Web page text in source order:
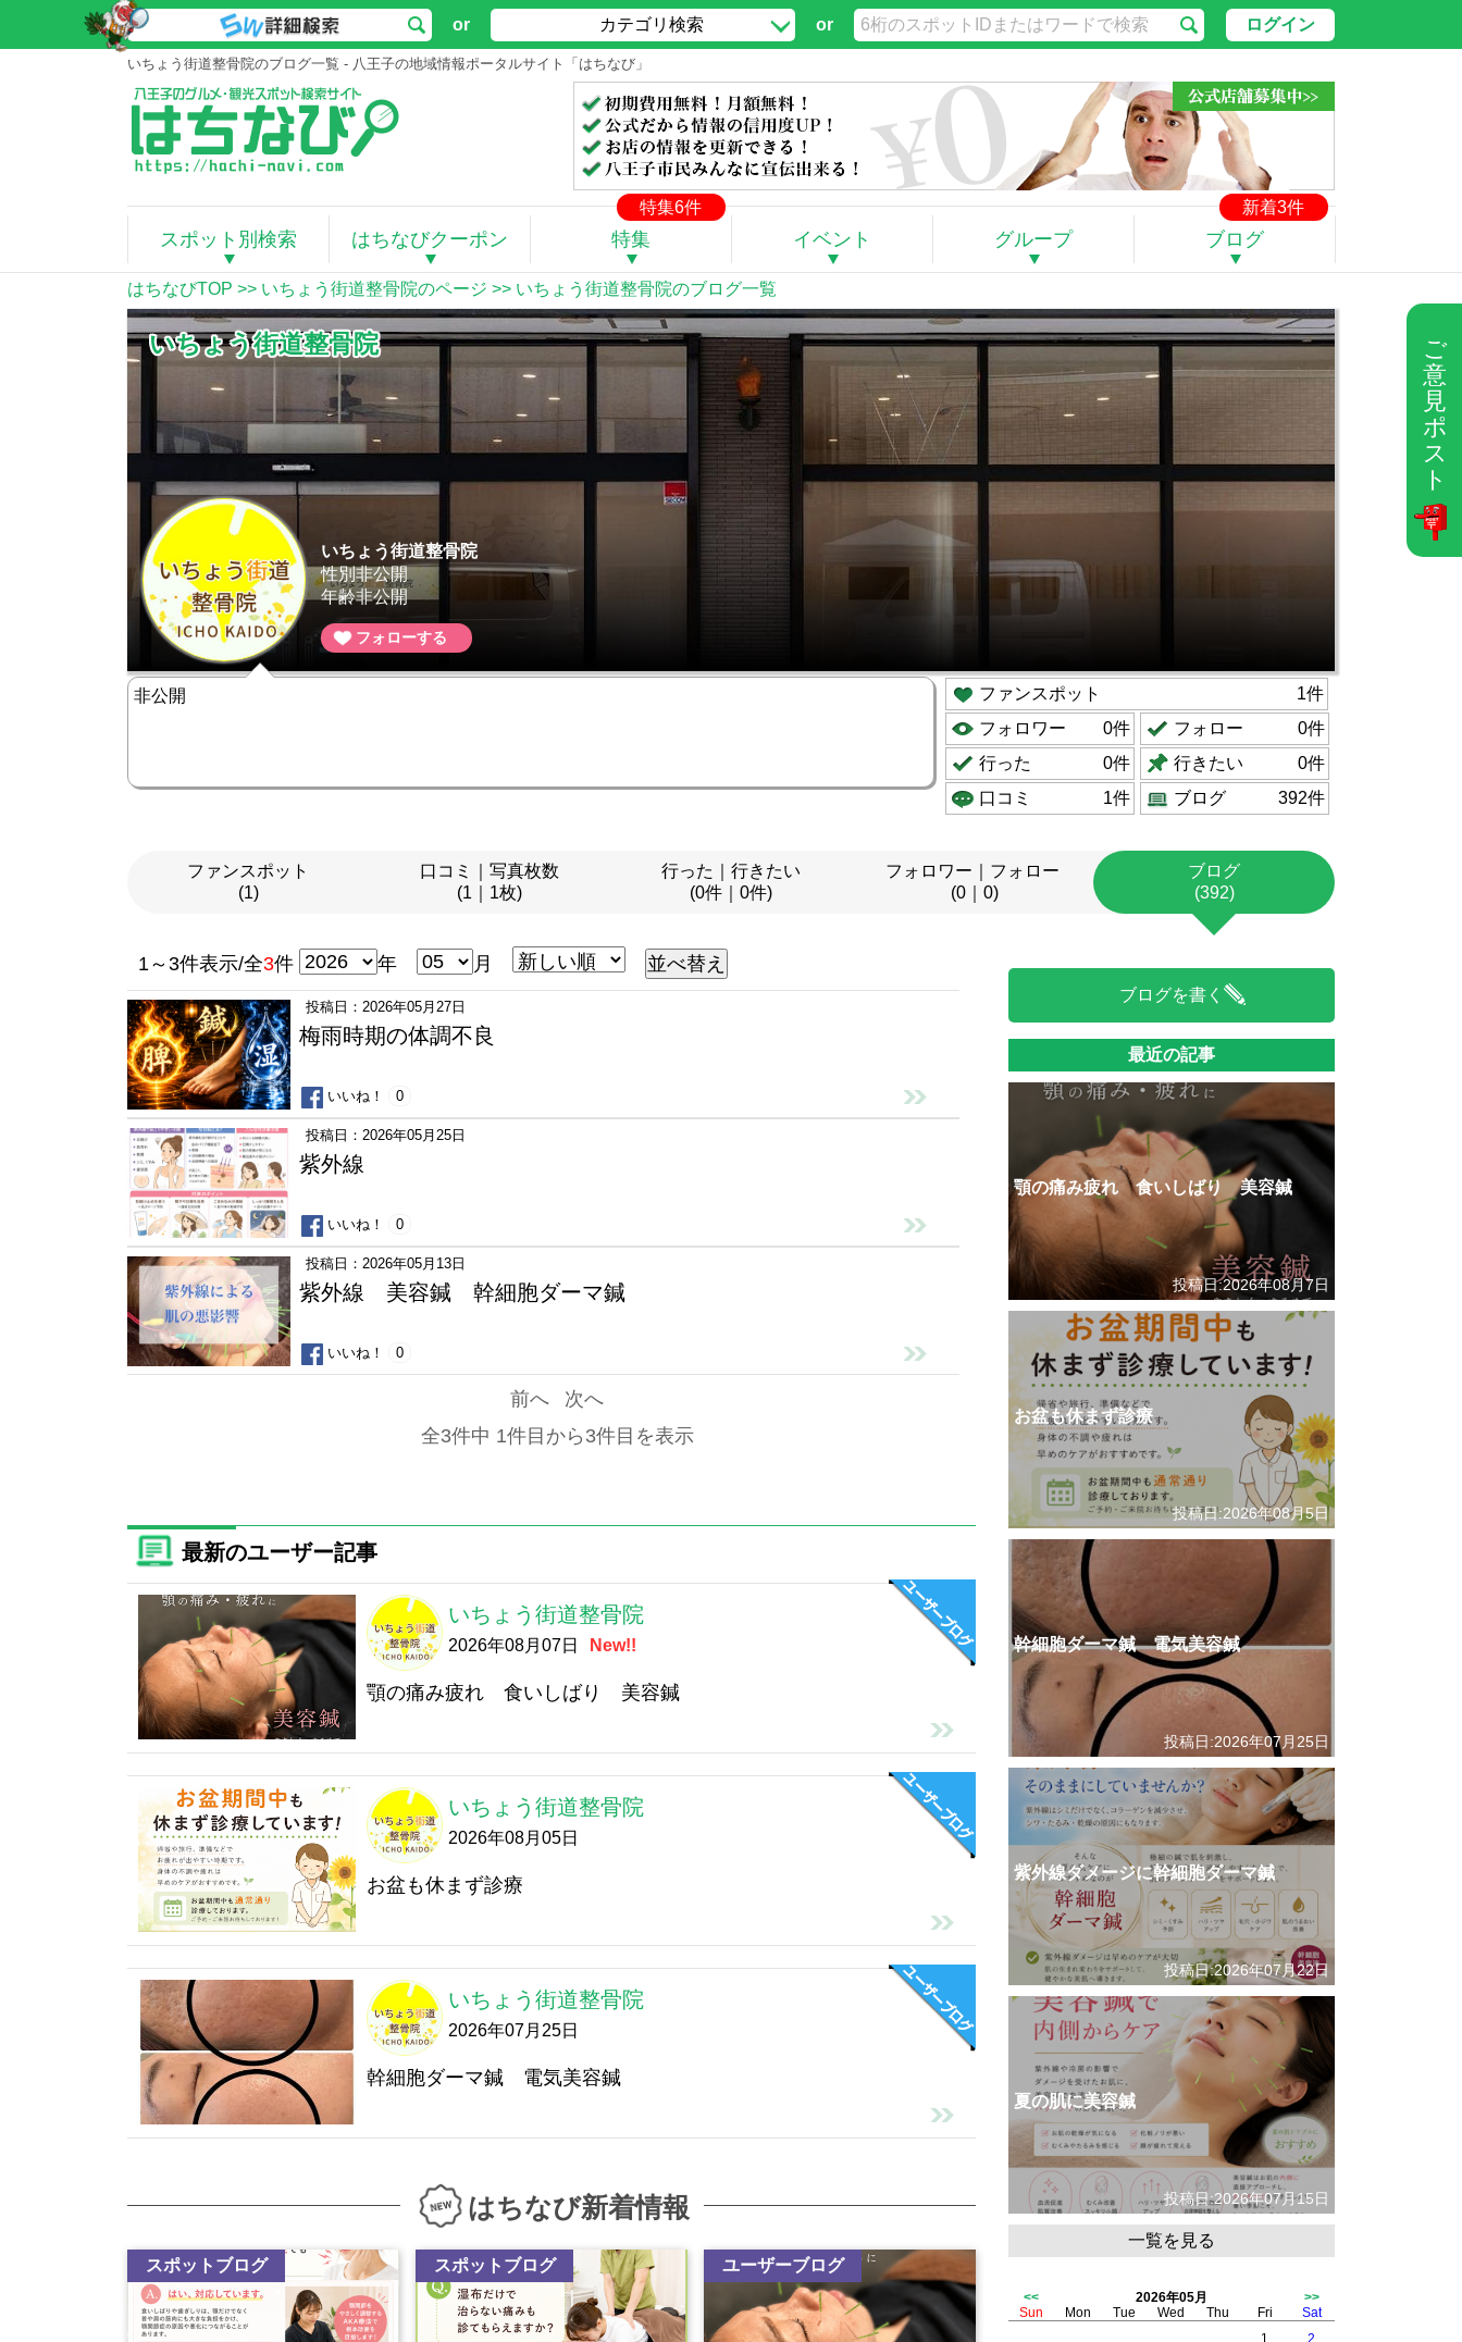
ご
意
見
ポ
ス
ト
or カテゴリ検索 or ログイン
いちょう街道整骨院のブログ一覧 - 八王子の地域情報ポータルサイト「はちなび」
特集6件 新着3件
スポット別検索 はちなびクーポン 特集 イベント グループ ブログ
はちなびTOP >> いちょう街道整骨院のページ >> いちょう街道整骨院のブログ一覧
いちょう街道整骨院
いちょう街道整骨院
性別非公開
年齢非公開
フォローする
非公開 ファンスポット
1件
フォロワー
0件 フォロー
0件
行った
0件 行きたい
0件
口コミ
1件 ブログ 392件
ファンスポット
(1)
口コミ｜写真枚数
(1｜1枚)
行った｜行きたい
(0件｜0件)
フォロワー｜フォロー
(0｜0)
ブログ
(392)
1～3件表示/全3件 年 月
投稿日：2026年05月27日
梅雨時期の体調不良
いいね！ 0
投稿日：2026年05月25日
紫外線
いいね！ 0
投稿日：2026年05月13日
紫外線 美容鍼 幹細胞ダーマ鍼
いいね！ 0
前へ
次へ
全3件中 1件目から3件目を表示
最新のユーザー記事
いちょう街道整骨院
2026年08月07日 New!!
顎の痛み疲れ 食いしばり 美容鍼
いちょう街道整骨院
2026年08月05日
お盆も休まず診療
いちょう街道整骨院
2026年07月25日
幹細胞ダーマ鍼 電気美容鍼
はちなび新着情報
スポットブログ スポットブログ ユーザーブログ
ブログを書く
最近の記事
顎の痛み疲れ 食いしばり 美容鍼
投稿日:2026年08月7日
お盆も休まず診療
投稿日:2026年08月5日
幹細胞ダーマ鍼 電気美容鍼
投稿日:2026年07月25日
紫外線ダメージに幹細胞ダーマ鍼
投稿日:2026年07月22日
夏の肌に美容鍼
投稿日:2026年07月15日
一覧を見る
<< 2026年05月
>>
Sun
Mon Tue Wed Thu Fri
Sat
1
2